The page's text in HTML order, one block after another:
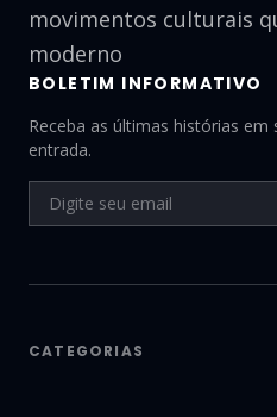
movimentos culturais
moderno
BOLETIM INFORMATIVO
Receba as últimas histórias em
entrada.
CATEGORIAS